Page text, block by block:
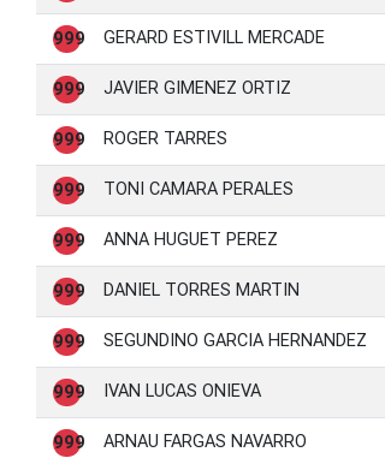
999 GERARD ESTIVILL MERCADE
999 JAVIER GIMENEZ ORTIZ
999 ROGER TARRES
999 TONI CAMARA PERALES
999 ANNA HUGUET PEREZ
999 DANIEL TORRES MARTIN
999 SEGUNDINO GARCIA HERNANDEZ
999 IVAN LUCAS ONIEVA
999 ARNAU FARGAS NAVARRO